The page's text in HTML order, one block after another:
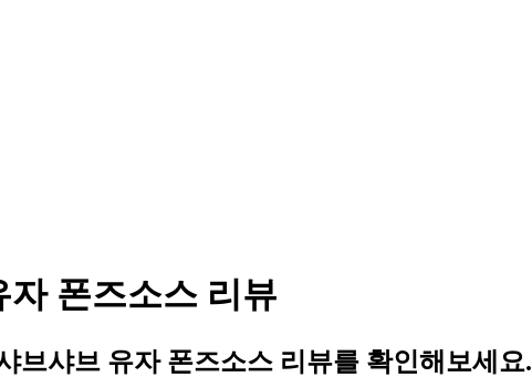
폰즈소스 리뷰
브샤브 유자 폰즈소스 리뷰를 확인해보세요.